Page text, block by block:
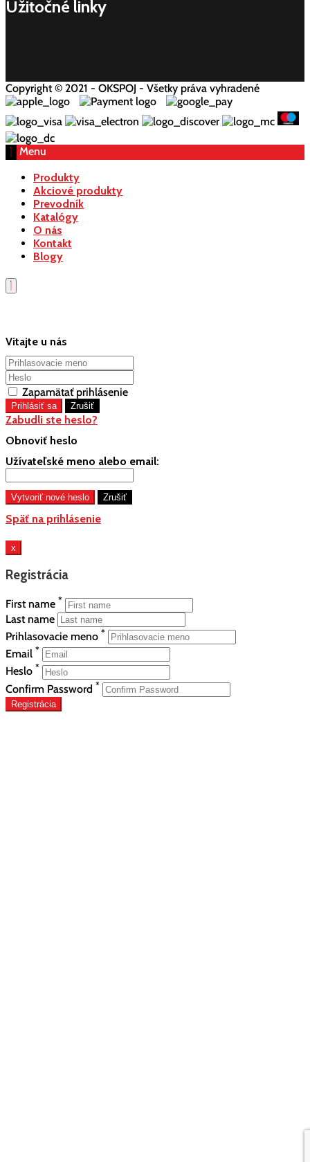
Užitočné linky
Copyright © 2021 - OKSPOJ - Všetky práva vyhradené
Menu
Produkty
Akciové produkty
Prevodník
Katalógy
O nás
Kontakt
Blogy
Vitajte u nás
Zapamätať prihlásenie
Zabudli ste heslo?
Obnoviť heslo
Užívateľské meno alebo email:
Späť na prihlásenie
x
Registrácia
First name *
Last name
Prihlasovacie meno *
Email *
Heslo *
Confirm Password *
Registrácia